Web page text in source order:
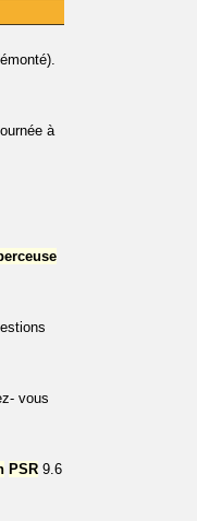
à
vous
PSR 9.6